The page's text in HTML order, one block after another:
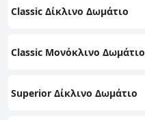
Classic Δίκλινο Δωμάτιο
Classic Μονόκλινο Δωμάτιο
Superior Δίκλινο Δωμάτιο